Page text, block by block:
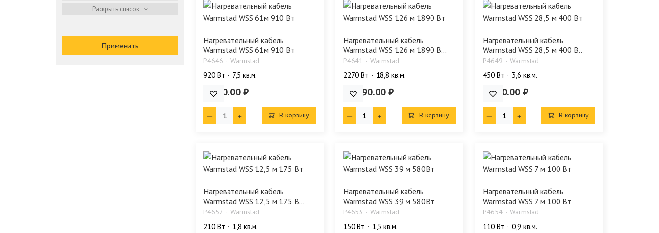
Применить
Нагревательный кабель
Warmstad WSS 61м 910 Вт
P4646 Warmstad
920 Bт 7,5 кв.м.
6 790.00 ₽
В корзину
Нагревательный кабель
Warmstad WSS 126 м 1890 В...
P4641 Warmstad
2270 Bт 18,8 кв.м.
13 290.00 ₽
В корзину
Нагревательный кабель
Warmstad WSS 28,5 м 400 В...
P4649 Warmstad
450 Bт 3,6 кв.м.
3 790.00 ₽
В корзину
Нагревательный кабель
Warmstad WSS 12,5 м 175 В...
P4652 Warmstad
210 Bт 1,8 кв.м.
Нагревательный кабель
Warmstad WSS 39 м 580Вт
P4653 Warmstad
150 Bт 1,5 кв.м.
Нагревательный кабель
Warmstad WSS 7 м 100 Вт
P4654 Warmstad
110 Bт 0,9 кв.м.